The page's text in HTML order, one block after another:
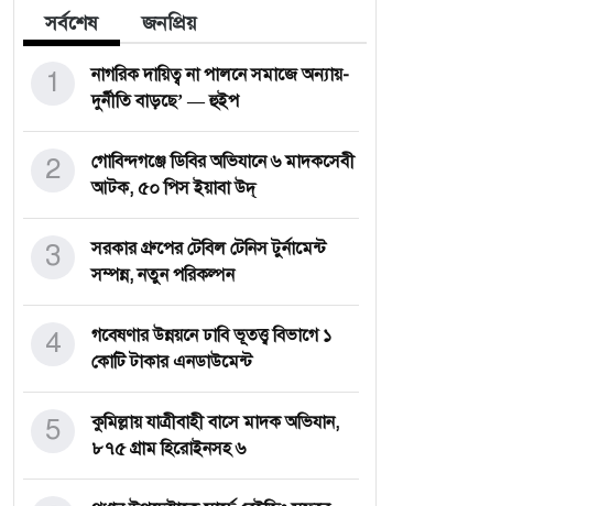
সর্বশেষ জনপ্রিয়
নাগরিক দায়িত্ব না পালনে সমাজে অন্যায়-
দুর্নীতি বাড়ছে’ — হুইপ
1
গোবিন্দগঞ্জে ডিবির অভিযানে ৬ মাদকসেবী
আটক, ৫০ পিস ইয়াবা উদ্
2
সরকার গ্রুপের টেবিল টেনিস টুর্নামেন্ট
সম্পন্ন, নতুন পরিকল্পন
3
গবেষণার উন্নয়নে ঢাবি ভূতত্ত্ব বিভাগে ১
কোটি টাকার এনডাউমেন্ট
4
কুমিল্লায় যাত্রীবাহী বাসে মাদক অভিযান,
৮৭৫ গ্রাম হিরোইনসহ ৬
5